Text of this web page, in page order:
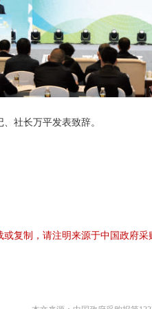
社长万平发表致辞。
复制，请注明来源于中国政府